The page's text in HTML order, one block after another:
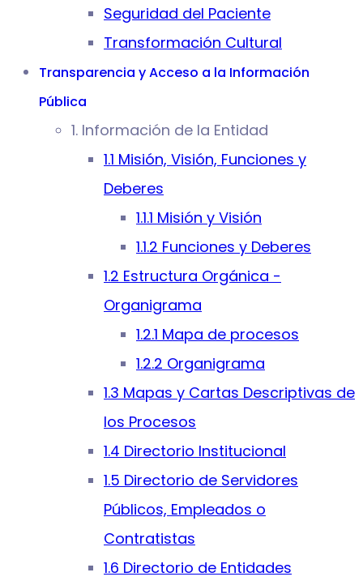
Seguridad del Paciente
Transformación Cultural
Transparencia y Acceso a la Información
Pública
1. Información de la Entidad
1.1 Misión, Visión, Funciones y
Deberes
1.1.1 Misión y Visión
1.1.2 Funciones y Deberes
1.2 Estructura Orgánica -
Organigrama
1.2.1 Mapa de procesos
1.2.2 Organigrama
1.3 Mapas y Cartas Descriptivas de
los Procesos
1.4 Directorio Institucional
1.5 Directorio de Servidores
Públicos, Empleados o
Contratistas
1.6 Directorio de Entidades